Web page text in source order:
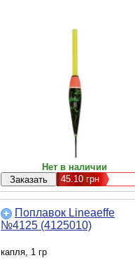
Нет в наличии
45.10 грн
Поплавок Lineaeffe
№4125 (4125010)
капля, 1 гр